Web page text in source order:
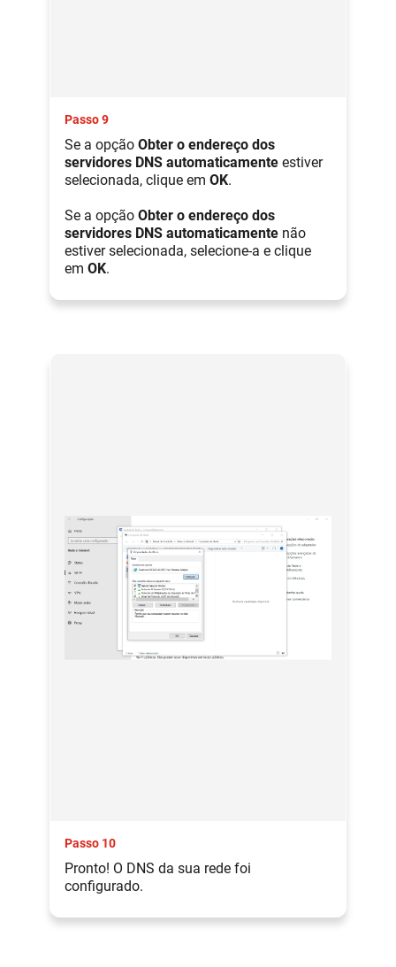
Passo 9
Se a opção Obter o endereço dos
servidores DNS automaticamente estiver
selecionada, clique em OK.
Se a opção Obter o endereço dos
servidores DNS automaticamente não
estiver selecionada, selecione-a e clique
em OK.
Passo 10
Pronto! O DNS da sua rede foi
configurado.